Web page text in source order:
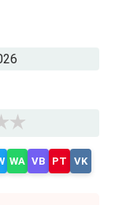
WA VB PT VK